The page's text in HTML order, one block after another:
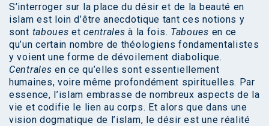
S’interroger sur la place du désir et de la beauté en
islam est loin d’être anecdotique tant ces notions y
sont tabouesetcentralesà la fois. Taboues en ce
qu’un certain nombre de théologiens fondamentalistes
y voient une forme de dévoilement diabolique.
Centrales en ce qu’elles sont essentiellement
humaines, voire même profondément spirituelles. Par
essence, l’islam embrasse de nombreux aspects de la
vie et codifie le lien au corps. Et alors que dans une
vision dogmatique de l’islam, le désir est une réalité